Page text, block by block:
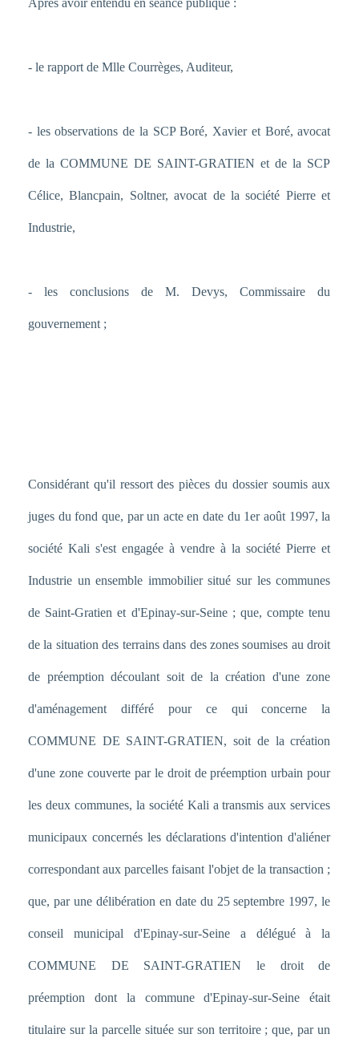
Après avoir entendu en séance publique :
- le rapport de Mlle Courrèges, Auditeur,
- les observations de la SCP Boré, Xavier et Boré, avocat
de la COMMUNE DE SAINT-GRATIEN et de la SCP
Célice, Blancpain, Soltner, avocat de la société Pierre et
Industrie,
- les conclusions de M. Devys, Commissaire du
gouvernement ;
Considérant qu'il ressort des pièces du dossier soumis aux
juges du fond que, par un acte en date du 1er août 1997, la
société Kali s'est engagée à vendre à la société Pierre et
Industrie un ensemble immobilier situé sur les communes
de Saint-Gratien et d'Epinay-sur-Seine ; que, compte tenu
de la situation des terrains dans des zones soumises au droit
de préemption découlant soit de la création d'une zone
d'aménagement différé pour ce qui concerne la
COMMUNE DE SAINT-GRATIEN, soit de la création
d'une zone couverte par le droit de préemption urbain pour
les deux communes, la société Kali a transmis aux services
municipaux concernés les déclarations d'intention d'aliéner
correspondant aux parcelles faisant l'objet de la transaction ;
que, par une délibération en date du 25 septembre 1997, le
conseil municipal d'Epinay-sur-Seine a délégué à la
COMMUNE DE SAINT-GRATIEN le droit de
préemption dont la commune d'Epinay-sur-Seine était
titulaire sur la parcelle située sur son territoire ; que, par un